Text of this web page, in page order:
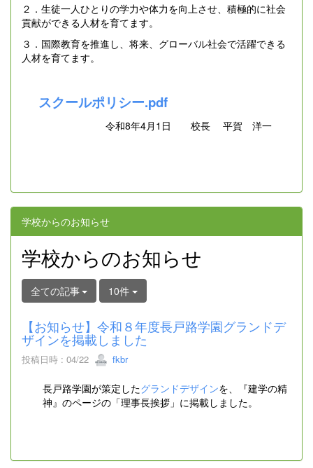
２．生徒一人ひとりの学力や体力を向上させ、積極的に社会
貢献ができる人材を育てます。
３．国際教育を推進し、将来、グローバル社会で活躍できる
人材を育てます。
スクールポリシー.pdf
令和8年4月1日 校長 平賀 洋一
学校からのお知らせ
学校からのお知らせ
全ての記事 10件
【お知らせ】令和８年度長戸路学園グランドデ
ザインを掲載しました
投稿日時 : 04/22 fkbr
長戸路学園が策定したグランドデザインを、『建学の精
神』のページの「理事長挨拶」に掲載しました。